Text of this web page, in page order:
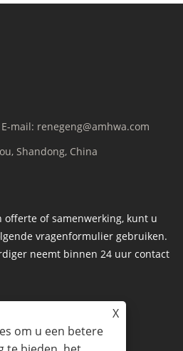
E-mail: renegeng@amhwa.com
Shandong, China
offerte of samenwerking, kunt u
vragenformulier gebruiken.
neemt binnen 24 uur contact
X
om u een betere